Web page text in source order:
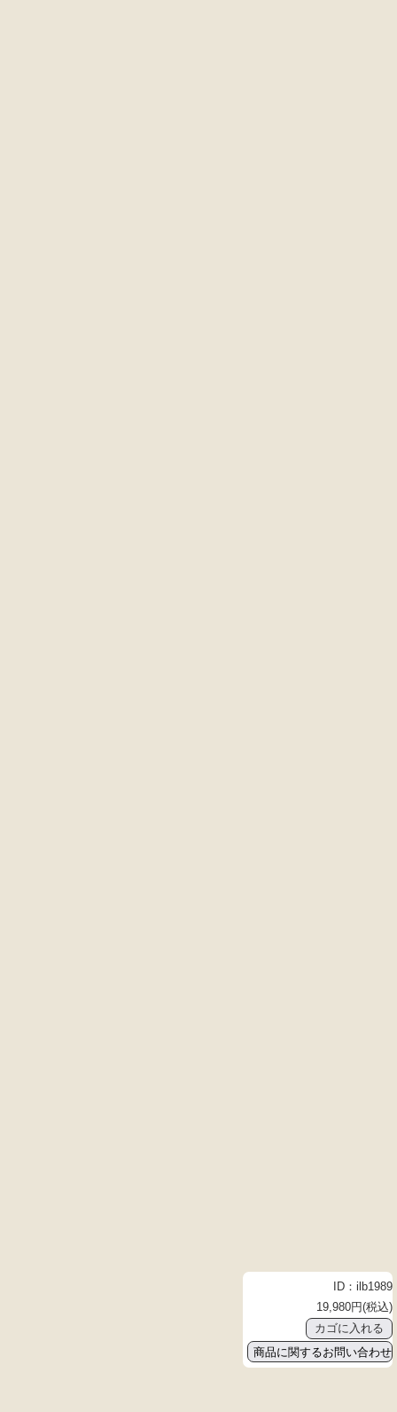
ID：ilb1989
19,980円(税込)
商品に関するお問い合わせ